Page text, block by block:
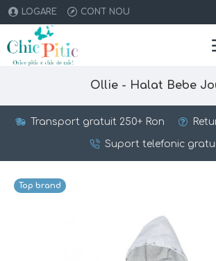
LOGARE CONT NOU
Ollie - Halat Bebe
Transport gratuit 250+ Ron
Suport telefonic
Top brand